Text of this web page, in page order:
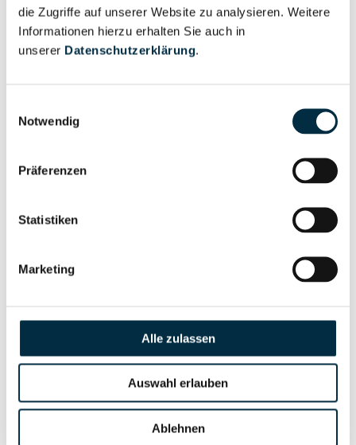
die Zugriffe auf unserer Website zu analysieren. Weitere
Informationen hierzu erhalten Sie auch in
unserer Datenschutzerklärung.
Notwendig
Präferenzen
Statistiken
Marketing
Alle zulassen
Auswahl erlauben
Ablehnen
Reisedienst Veelker GmbH & Co. KG
Reisedienst Veelker Verwaltungs GmbH
Reisedienst von Rahden GmbH & Co. KG
Reisedienst Warias GmbH
Reisedienst Weltenbummler Omnibusbetrieb Theo
Schuchardt GmbH & Co KG
Reisedienst Westprignitz GmbH
Reisedienst W. Grebe GmbH
Reisedienst Willi Ostermann Inhaber Jürgen
Ostermann e. Kfm.
Reisedienst Wissgott GmbH